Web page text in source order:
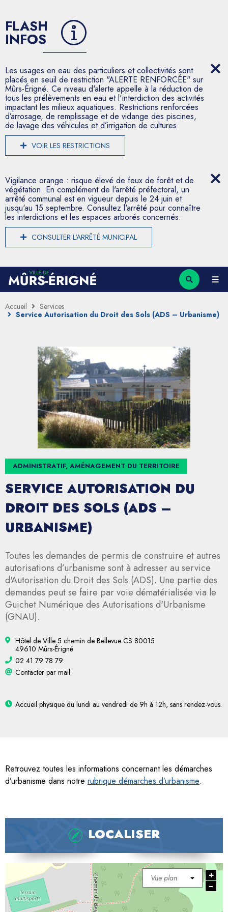
FLASH
INFOS
Les usages en eau des particuliers et collectivités sont
placés en seuil de restriction "ALERTE RENFORCÉE" sur
Mûrs-Érigné. Ce niveau d'alerte appelle à la réduction de
tous les prélèvements en eau et l'interdiction des activités
impactant les milieux aquatiques. Restrictions renforcées
d’arrosage, de remplissage et de vidange des piscines,
de lavage des véhicules et d’irrigation de cultures.
VOIR LES RESTRICTIONS
Vigilance orange : risque élevé de feux de forêt et de
végétation. En complément de l'arrêté préfectoral, un
arrêté communal est en vigueur depuis le 24 juin et
jusqu'au 15 septembre. Consultez l'arrêté pour connaître
les interdictions et les espaces arborés concernés.
CONSULTER L'ARRÊTÉ MUNICIPAL
Accueil
Services
Service Autorisation du Droit des Sols (ADS – Urbanisme)
ADMINISTRATIF, AMÉNAGEMENT DU TERRITOIRE
SERVICE AUTORISATION DU
DROIT DES SOLS (ADS –
URBANISME)
Toutes les demandes de permis de construire et autres
autorisations d’urbanisme sont à adresser au service
d'Autorisation du Droit des Sols (ADS). Une partie des
demandes peut se faire par voie dématérialisée via le
Guichet Numérique des Autorisations d'Urbanisme
(GNAU).
Hôtel de Ville 5 chemin de Bellevue CS 80015
49610 Mûrs-Érigné
02 41 79 78 79
Contacter par mail
Accueil physique du lundi au vendredi de 9h à 12h, sans rendez-vous.
Retrouvez toutes les informations concernant les démarches
d’urbanisme dans notre rubrique démarches d’urbanisme.
LOCALISER
+
−